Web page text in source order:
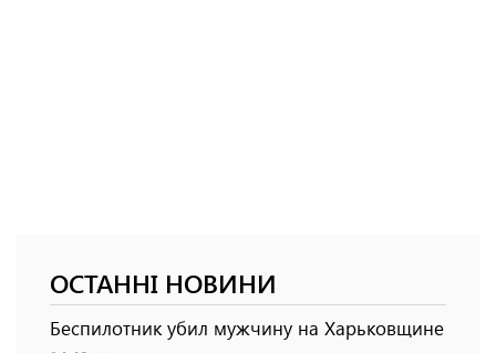
ОСТАННІ НОВИНИ
Беспилотник убил мужчину на Харьковщине